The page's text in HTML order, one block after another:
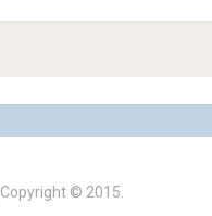
Copyright © 2015.